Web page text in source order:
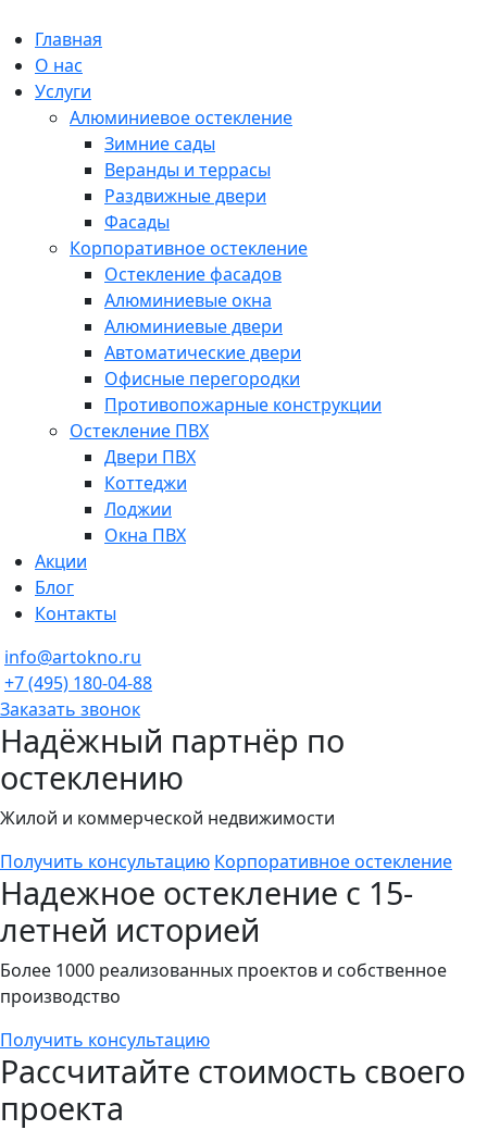
Главная
О нас
Услуги
Алюминиевое остекление
Зимние сады
Веранды и террасы
Раздвижные двери
Фасады
Корпоративное остекление
Остекление фасадов
Алюминиевые окна
Алюминиевые двери
Автоматические двери
Офисные перегородки
Противопожарные конструкции
Остекление ПВХ
Двери ПВХ
Коттеджи
Лоджии
Окна ПВХ
Акции
Блог
Контакты
info@artokno.ru
+7 (495) 180-04-88
Заказать звонок
Надёжный партнёр по
остеклению
Жилой и коммерческой недвижимости
Получить консультацию Корпоративное остекление
Надежное остекление с 15-
летней историей
Более 1000 реализованных проектов и собственное
производство
Получить консультацию
Рассчитайте стоимость своего
проекта